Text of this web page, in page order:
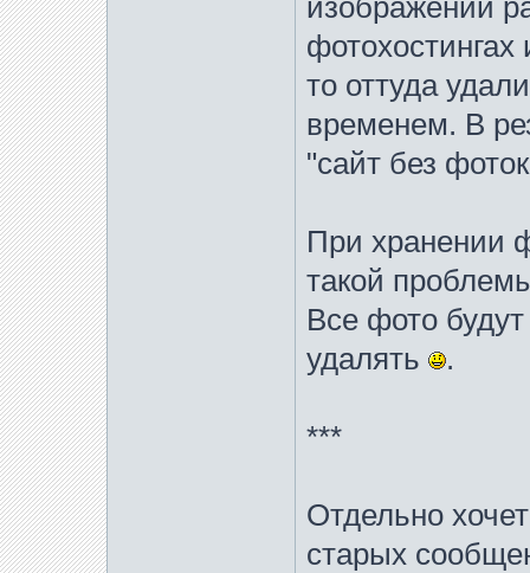
изображений
то оттуда
временем. В
"сайт без
При хранении
такой
Все фото
удалять
.
***
Отдельно
старых